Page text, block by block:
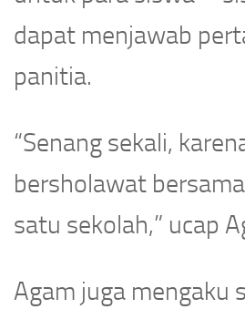
dapat menjawab
panitia.
“Senang sekali,
bersholawat
satu sekolah,” ucap
Agam juga mengaku